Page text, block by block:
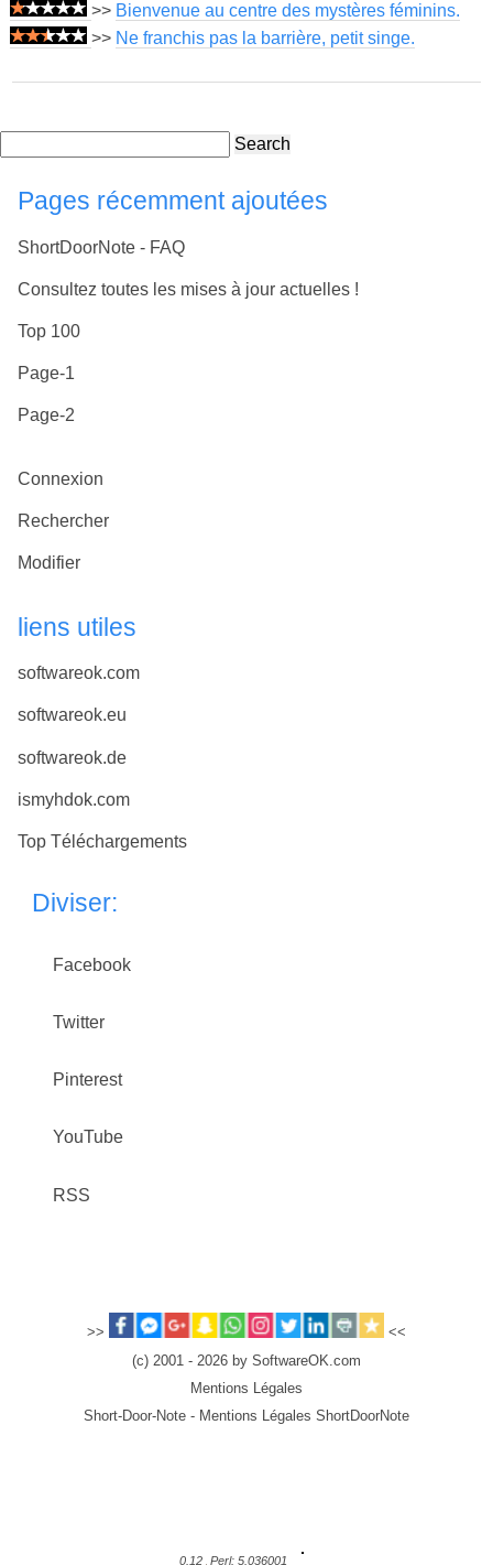
>> Bienvenue au centre des mystères féminins.
>> Ne franchis pas la barrière, petit singe.
Search
Pages récemment ajoutées
ShortDoorNote - FAQ
Consultez toutes les mises à jour actuelles !
Top 100
Page-1
Page-2
Connexion
Rechercher
Modifier
liens utiles
softwareok.com
softwareok.eu
softwareok.de
ismyhdok.com
Top Téléchargements
Diviser:
Facebook
Twitter
Pinterest
YouTube
RSS
>>
<<
(c) 2001 - 2026 by SoftwareOK.com
Mentions Légales
Short-Door-Note - Mentions Légales ShortDoorNote
0.12 Perl: 5.036001